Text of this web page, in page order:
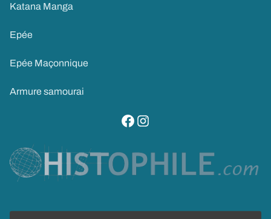
Katana Manga
Epée
Epée Maçonnique
Armure samourai
visitez notre page facebook
suivez notre compte instagram